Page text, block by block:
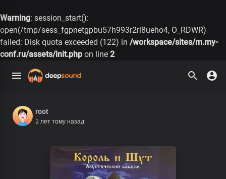
Warning: session_start():
open(/tmp/sess_fgpnetgpbu57h993r2rl8ueho4, O_RDWR)
failed: Disk quota exceeded (122) in /workspace/sites/m.my-
conf.ru/assets/init.php on line 2
root
2 лет тому назад